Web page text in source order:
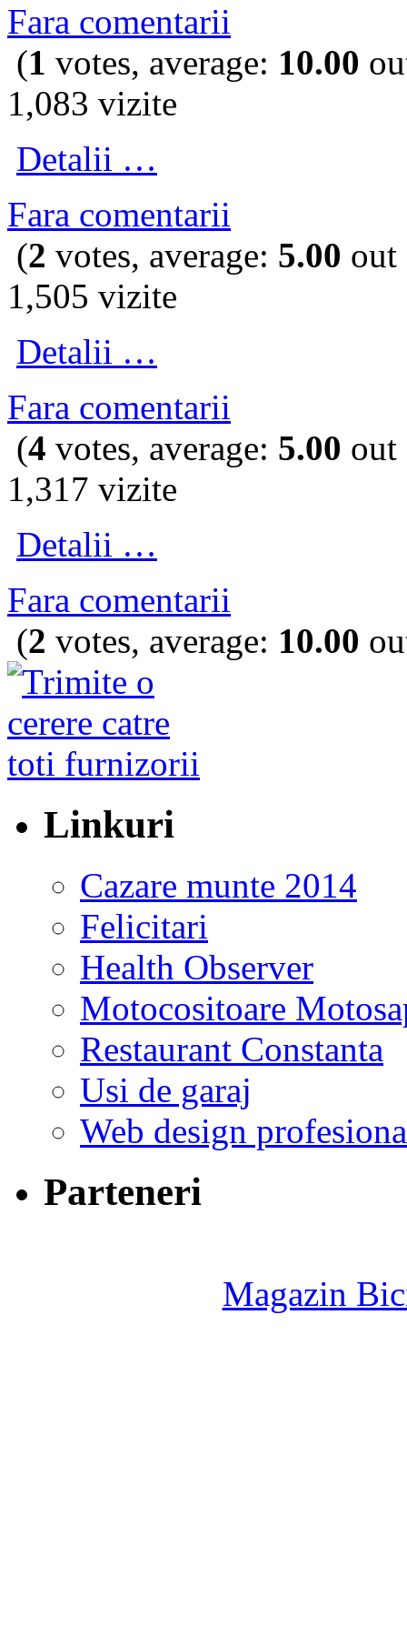
Fara comentarii
(1 votes, average: 10.00
1,083 vizite
Detalii …
Fara comentarii
(2 votes, average: 5.00 out
1,505 vizite
Detalii …
Fara comentarii
(4 votes, average: 5.00 out
1,317 vizite
Detalii …
Fara comentarii
(2 votes, average: 10.00
Linkuri
Cazare munte 2014
Felicitari
Health Observer
Motocositoare
Restaurant Constanta
Usi de garaj
Web design
Parteneri
Magazin